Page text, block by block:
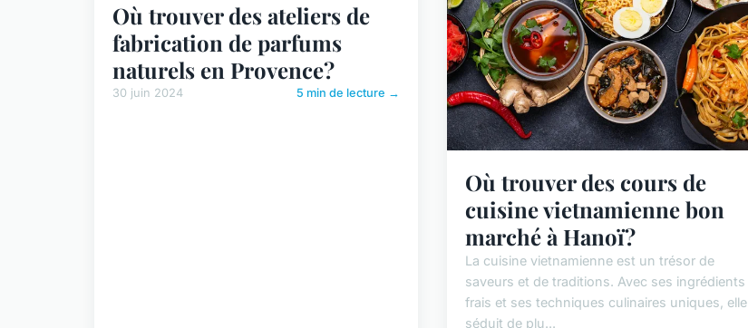
Où trouver des ateliers de
fabrication de parfums
naturels en Provence?
30 juin 2024 5 min de lecture →
Où trouver des cours de
cuisine vietnamienne bon
marché à Hanoï?
La cuisine vietnamienne est un trésor de
saveurs et de traditions. Avec ses ingrédients
frais et ses techniques culinaires uniques, elle
séduit de plu...